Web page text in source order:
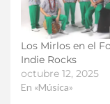
Los Mirlos en el
Indie Rocks
octubre 12, 2025
En «Música»